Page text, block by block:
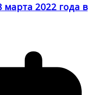
2022 года в